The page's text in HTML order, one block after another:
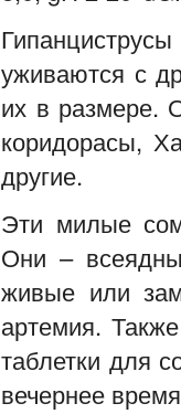
уживаются с
их в размере.
коридорасы,
другие.
Эти милые
Они –
живые или
артемия.
таблетки для
вечернее